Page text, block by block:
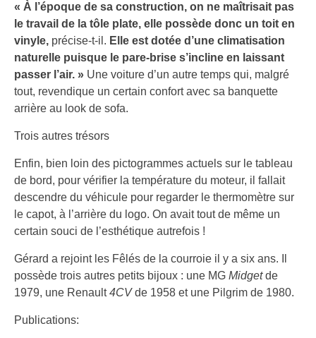
« À l’époque de sa construction, on ne maîtrisait pas
le travail de la tôle plate, elle possède donc un toit en
vinyle, précise-t-il. Elle est dotée d’une climatisation
naturelle puisque le pare-brise s’incline en laissant
passer l’air. » Une voiture d’un autre temps qui, malgré
tout, revendique un certain confort avec sa banquette
arrière au look de sofa.
Trois autres trésors
Enfin, bien loin des pictogrammes actuels sur le tableau
de bord, pour vérifier la température du moteur, il fallait
descendre du véhicule pour regarder le thermomètre sur
le capot, à l’arrière du logo. On avait tout de même un
certain souci de l’esthétique autrefois !
Gérard a rejoint les Fêlés de la courroie il y a six ans. Il
possède trois autres petits bijoux : une MG Midgetde
1979, une Renault4CVde 1958 et une Pilgrim de 1980.
Publications: